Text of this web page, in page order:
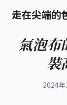
走在尖端的
氣泡布
裝
2024